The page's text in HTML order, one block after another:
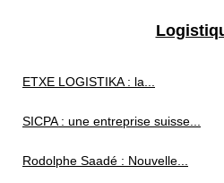
ETXE LOGISTIKA : la...
SICPA : une entreprise suisse...
Rodolphe Saadé : Nouvelle...